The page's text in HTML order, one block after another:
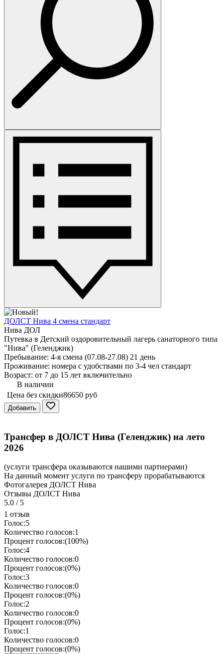
ДОЛСТ Нива 4 смена стандарт
Нива ДОЛ
Путевка в Детский оздоровительный лагерь санаторного типа
"Нива" (Геленджик)
Пребывание: 4-я смена (07.08-27.08) 21 день
Проживание: номера с удобствами по 3-4 чел стандарт
Возраст: от 7 до 15 лет включительно
В наличии
Цена без скидки86650 руб
Добавить
Трансфер в ДОЛСТ Нива (Геленджик) на лето
2026
(услуги трансфера оказываются нашими партнерами)
На данный момент услуги по трансферу прорабатываются
Фотогалерея ДОЛСТ Нива
Отзывы ДОЛСТ Нива
5.0 / 5
1 отзыв
Голос:5
Количество голосов:1
Процент голосов:(100%)
Голос:4
Количество голосов:0
Процент голосов:(0%)
Голос:3
Количество голосов:0
Процент голосов:(0%)
Голос:2
Количество голосов:0
Процент голосов:(0%)
Голос:1
Количество голосов:0
Процент голосов:(0%)